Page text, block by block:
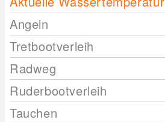
Angeln
Tretbootverleih
Radweg
Ruderbootverleih
Tauchen